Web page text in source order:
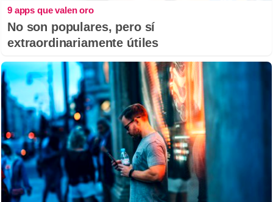
9 apps que valen oro
No son populares, pero sí
extraordinariamente útiles